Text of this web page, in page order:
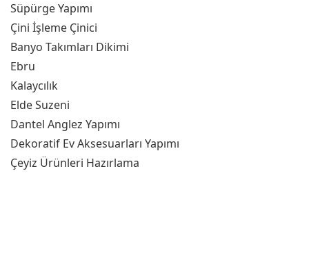
Süpürge Yapımı
Çini İşleme Çinici
Banyo Takımları Dikimi
Ebru
Kalaycılık
Elde Suzeni
Dantel Anglez Yapımı
Dekoratif Ev Aksesuarları Yapımı
Çeyiz Ürünleri Hazırlama